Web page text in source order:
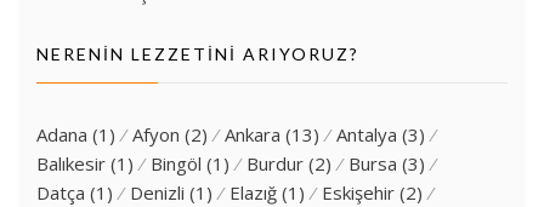
NERENIN LEZZETINI ARIYORUZ?
Adana (1) Afyon (2) Ankara (13) Antalya (3)
Balıkesir (1) Bingöl (1) Burdur (2) Bursa (3)
Datça (1) Denizli (1) Elazığ (1) Eskişehir (2)